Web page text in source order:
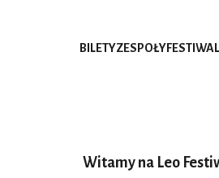
BILETYZESPOŁY
Witamy na Leo